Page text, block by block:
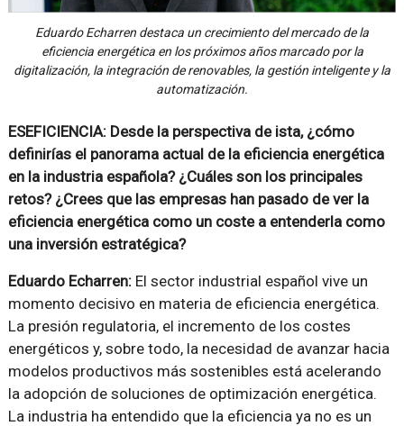
Eduardo Echarren destaca un crecimiento del mercado de la
eficiencia energética en los próximos años marcado por la
digitalización, la integración de renovables, la gestión inteligente y la
automatización.
ESEFICIENCIA: Desde la perspectiva de ista, ¿cómo
definirías el panorama actual de la eficiencia energética
en la industria española? ¿Cuáles son los principales
retos? ¿Crees que las empresas han pasado de ver la
eficiencia energética como un coste a entenderla como
una inversión estratégica?
Eduardo Echarren:El sector industrial español vive un
momento decisivo en materia de eficiencia energética.
La presión regulatoria, el incremento de los costes
energéticos y, sobre todo, la necesidad de avanzar hacia
modelos productivos más sostenibles está acelerando
la adopción de soluciones de optimización energética.
La industria ha entendido que la eficiencia ya no es un